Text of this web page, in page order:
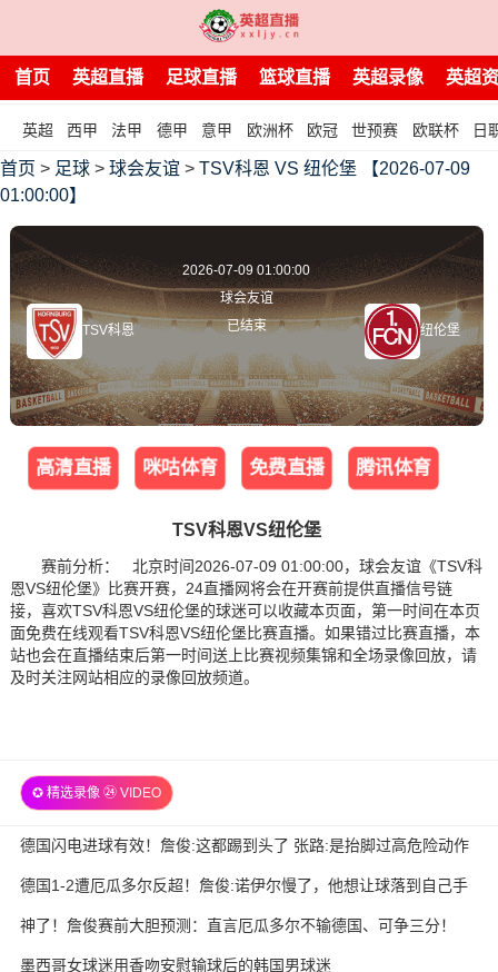
首页 英超直播 足球直播 篮球直播 英超录像 英超
英超 西甲 法甲 德甲 意甲 欧洲杯 欧冠 世预赛 欧联杯 日
首页 > 足球 > 球会友谊 > TSV科恩 VS 纽伦堡 【2026-07-09
01:00:00】
TSV科恩
2026-07-09 01:00:00
球会友谊
已结束
纽伦堡
高清直播 咪咕体育 免费直播 腾讯体育
TSV科恩VS纽伦堡
赛前分析： 北京时间2026-07-09 01:00:00，球会友谊《TSV科
恩VS纽伦堡》比赛开赛，24直播网将会在开赛前提供直播信号链
接，喜欢TSV科恩VS纽伦堡的球迷可以收藏本页面，第一时间在本页
面免费在线观看TSV科恩VS纽伦堡比赛直播。如果错过比赛直播，本
站也会在直播结束后第一时间送上比赛视频集锦和全场录像回放，请
及时关注网站相应的录像回放频道。
✪ 精选录像 ㉔ VIDEO
德国闪电进球有效！詹俊:这都踢到头了 张路:是抬脚过高危险动作
德国1-2遭厄瓜多尔反超！詹俊:诺伊尔慢了，他想让球落到自己手
里
神了！詹俊赛前大胆预测：直言厄瓜多尔不输德国、可争三分！
墨西哥女球迷用香吻安慰输球后的韩国男球迷